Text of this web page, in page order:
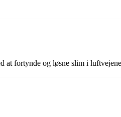
fortynde og løsne slim i